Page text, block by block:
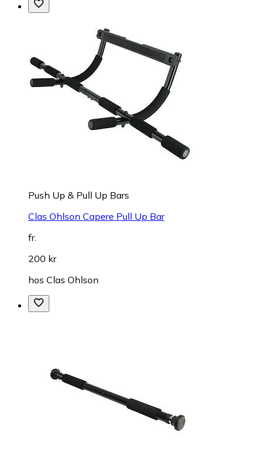
Push Up & Pull Up Bars
Clas Ohlson Capere Pull Up Bar
fr.
200 kr
hos Clas Ohlson